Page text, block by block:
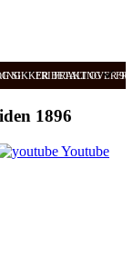
FRI FRAKT OVER
SIKKER BETALING
1896
Youtube